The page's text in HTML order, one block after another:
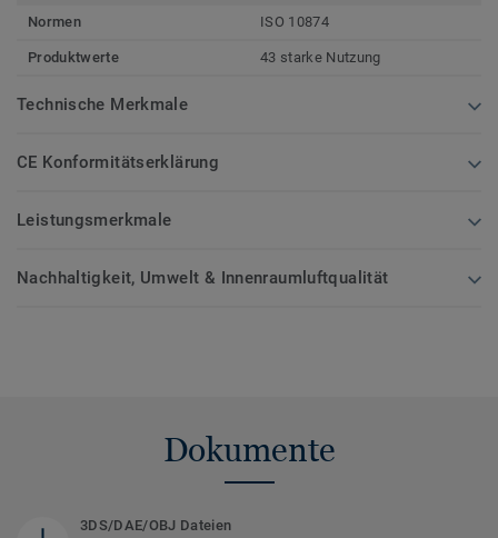
Normen
ISO 10874
Produktwerte 43 starke Nutzung
Technische Merkmale
CE Konformitätserklärung
Leistungsmerkmale
Nachhaltigkeit, Umwelt & Innenraumluftqualität
Dokumente
3DS/DAE/OBJ Dateien